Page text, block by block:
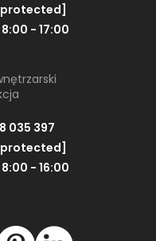
- 17:00
035 397
- 16:00